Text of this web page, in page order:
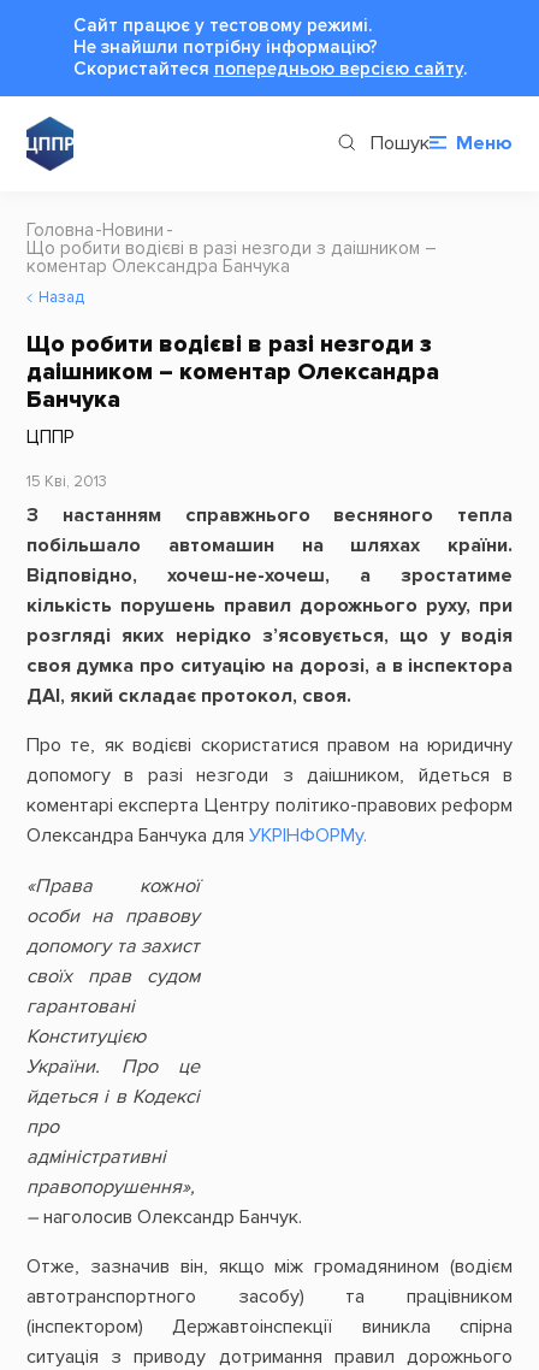
Сайт працює у тестовому режимі.
Не знайшли потрібну інформацію?
Cкористайтеся попередньою версією сайту.
Пошук Меню
Головна Новини
Що робити водієві в разі незгоди з даішником –
коментар Олександра Банчука
Назад
Що робити водієві в разі незгоди з
даішником – коментар Олександра
Банчука
ЦППР
15 Кві, 2013
З настанням справжнього весняного тепла
побільшало автомашин на шляхах країни.
Відповідно, хочеш-не-хочеш, а зростатиме
кількість порушень правил дорожнього руху, при
розгляді яких нерідко з’ясовується, що у водія
своя думка про ситуацію на дорозі, а в інспектора
ДАІ, який складає протокол, своя.
Про те, як водієві скористатися правом на юридичну
допомогу в разі незгоди з даішником, йдеться в
коментарі експерта Центру політико-правових реформ
Олександра Банчука для УКРІНФОРМу.
«Права кожної
особи на правову
допомогу та захист
своїх прав судом
гарантовані
Конституцією
України. Про це
йдеться і в Кодексі
про
адміністративні
правопорушення»,
– наголосив Олександр Банчук.
Отже, зазначив він, якщо між громадянином (водієм
автотранспортного засобу) та працівником
(інспектором) Державтоінспекції виникла спірна
ситуація з приводу дотримання правил дорожнього